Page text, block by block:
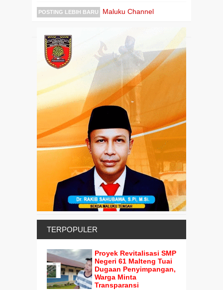
POSTING LEBIH BARU Maluku Channel
TERPOPULER
Proyek Revitalisasi SMP
Negeri 61 Malteng Tuai
Dugaan Penyimpangan,
Warga Minta
Transparansi